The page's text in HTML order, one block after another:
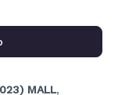
MALL,